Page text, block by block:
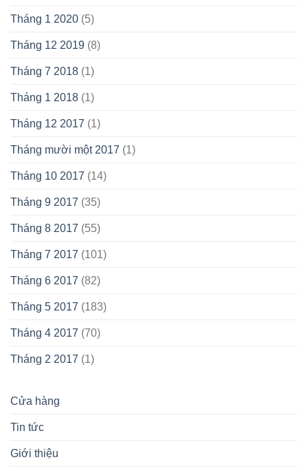
Tháng 1 2020 (5)
Tháng 12 2019 (8)
Tháng 7 2018 (1)
Tháng 1 2018 (1)
Tháng 12 2017 (1)
Tháng mười một 2017 (1)
Tháng 10 2017 (14)
Tháng 9 2017 (35)
Tháng 8 2017 (55)
Tháng 7 2017 (101)
Tháng 6 2017 (82)
Tháng 5 2017 (183)
Tháng 4 2017 (70)
Tháng 2 2017 (1)
Cửa hàng
Tin tức
Giới thiệu